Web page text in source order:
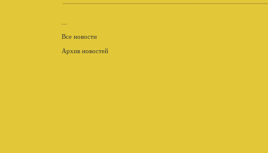
Все новости
Архив новостей